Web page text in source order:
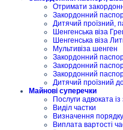
Отримати
Закордонний
Дитячий проїзний,
Шенгенська віза
Шенгенська віза
Мультивіза шенген
Закордонний
Закордонний
Закордонний
Дитячий проїзний
Майнові суперечки
Послуги адвоката
Виділ частки
Визначення
Виплата вартості